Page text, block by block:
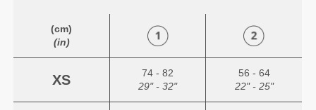
(cm)
(in)
XS
74 - 82
29" - 32"
56 - 64
22" - 25"